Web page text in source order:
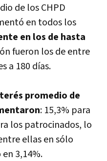
de los CHPD
en todos los
en los de hasta
fueron los de entre
a 180 dí­as.
promedio de
: 15,3% para
los patrocinados, lo
ellas en sólo
3,14%.